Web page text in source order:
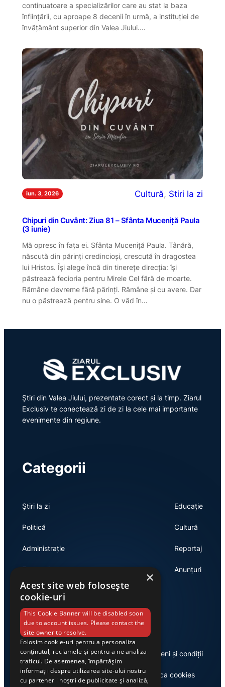
continuatoare a specializărilor care au stat la baza
înființării, cu aproape 8 decenii în urmă, a instituției de
învățământ superior din Valea Jiului.…
iun. 3, 2026 Cultură, Stiri la zi
Chipuri din Cuvânt: Ziua 81 – Sfânta Muceniță Paula
(3 iunie)
Mă opresc în fața ei. Sfânta Muceniță Paula. Tânără,
născută din părinți credincioși, crescută în dragostea
lui Hristos. Își alege încă din tinerețe direcția: își
păstrează fecioria pentru Mirele Cel fără de moarte.
Rămâne devreme fără părinți. Rămâne și cu avere. Dar
nu o păstrează pentru sine. O văd în…
Știri din Valea Jiului, prezentate corect și la timp. Ziarul
Exclusiv te conectează zi de zi la cele mai importante
evenimente din regiune.
Categorii
Știri la zi
Politică
Administrație
Economie
Educație
Cultură
Reportaj
Anunțuri
Link-uri utile
Despre noi
Casa de editură Exclusiv
Termeni și condiții
Politica cookies
×
Acest site web folosește
cookie-uri
This Cookie Banner will be disabled soon
due to account issues. Please contact the
site owner to resolve.
Folosim cookie-uri pentru a personaliza
conținutul, reclamele și pentru a ne analiza
traficul. De asemenea, împărtășim
informații despre utilizarea site-ului nostru
cu partenerii noștri de publicitate și analiză,